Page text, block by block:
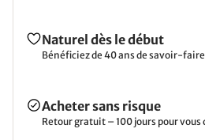
Naturel dès le début
Bénéficiez de 40 ans de savoir-
Acheter sans risque
Retour gratuit – 100 jours pour vous